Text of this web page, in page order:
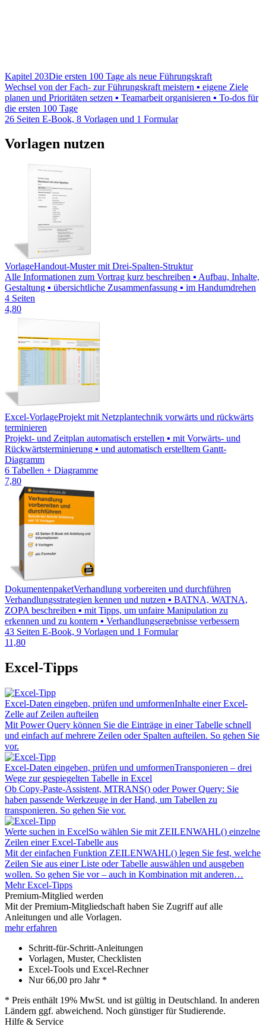
Kapitel 203Die ersten 100 Tage als neue Führungskraft
Wechsel von der Fach- zur Führungskraft meistern ▪ eigene Ziele
planen und Prioritäten setzen ▪ Teamarbeit organisieren ▪ To-dos für
die ersten 100 Tage
26 Seiten E-Book, 8 Vorlagen und 1 Formular
Vorlagen nutzen
VorlageHandout-Muster mit Drei-Spalten-Struktur
Alle Informationen zum Vortrag kurz beschreiben ▪ Aufbau, Inhalte,
Gestaltung ▪ übersichtliche Zusammenfassung ▪ im Handumdrehen
4 Seiten
4,80
Excel-VorlageProjekt mit Netzplantechnik vorwärts und rückwärts
terminieren
Projekt- und Zeitplan automatisch erstellen ▪ mit Vorwärts- und
Rückwärtsterminierung ▪ und automatisch erstelltem Gantt-
Diagramm
6 Tabellen + Diagramme
7,80
DokumentenpaketVerhandlung vorbereiten und durchführen
Verhandlungsstrategien kennen und nutzen ▪ BATNA, WATNA,
ZOPA beschreiben ▪ mit Tipps, um unfaire Manipulation zu
erkennen und zu kontern ▪ Verhandlungsergebnisse verbessern
43 Seiten E-Book, 9 Vorlagen und 1 Formular
11,80
Excel-Tipps
Excel-Daten eingeben, prüfen und umformenInhalte einer Excel-
Zelle auf Zeilen aufteilen
Mit Power Query können Sie die Einträge in einer Tabelle schnell
und einfach auf mehrere Zeilen oder Spalten aufteilen. So gehen Sie
vor.
Excel-Daten eingeben, prüfen und umformenTransponieren – drei
Wege zur gespiegelten Tabelle in Excel
Ob Copy-Paste-Assistent, MTRANS() oder Power Query: Sie
haben passende Werkzeuge in der Hand, um Tabellen zu
transponieren. So gehen Sie vor.
Werte suchen in ExcelSo wählen Sie mit ZEILENWAHL() einzelne
Zeilen einer Excel-Tabelle aus
Mit der einfachen Funktion ZEILENWAHL() legen Sie fest, welche
Zeilen Sie aus einer Liste oder Tabelle auswählen und ausgeben
wollen. So gehen Sie vor – auch in Kombination mit anderen…
Mehr Excel-Tipps
Premium-Mitglied werden
Mit der Premium-Mitgliedschaft haben Sie Zugriff auf alle
Anleitungen und alle Vorlagen.
mehr erfahren
Schritt-für-Schritt-Anleitungen
Vorlagen, Muster, Checklisten
Excel-Tools und Excel-Rechner
Nur66,00 pro Jahr *
* Preis enthält 19% MwSt. und ist gültig in Deutschland. In anderen
Ländern ggf. abweichend. Noch günstiger für Studierende.
Hilfe & Service